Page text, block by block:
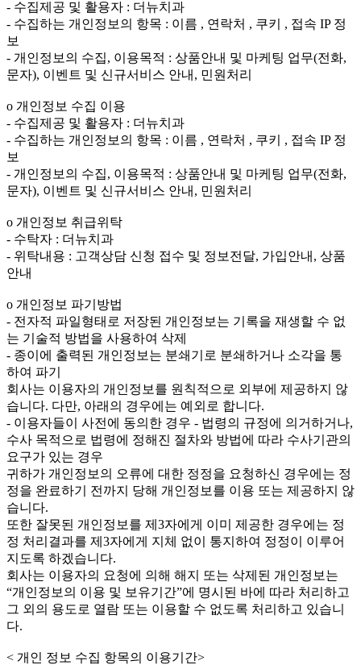
- 수집제공 및 활용자 : 더뉴치과
- 수집하는 개인정보의 항목 : 이름 , 연락처 , 쿠키 , 접속 IP 정
보
- 개인정보의 수집, 이용목적 : 상품안내 및 마케팅 업무(전화,
문자), 이벤트 및 신규서비스 안내, 민원처리
ο 개인정보 수집 이용
- 수집제공 및 활용자 : 더뉴치과
- 수집하는 개인정보의 항목 : 이름 , 연락처 , 쿠키 , 접속 IP 정
보
- 개인정보의 수집, 이용목적 : 상품안내 및 마케팅 업무(전화,
문자), 이벤트 및 신규서비스 안내, 민원처리
ο 개인정보 취급위탁
- 수탁자 : 더뉴치과
- 위탁내용 : 고객상담 신청 접수 및 정보전달, 가입안내, 상품
안내
ο 개인정보 파기방법
- 전자적 파일형태로 저장된 개인정보는 기록을 재생할 수 없
는 기술적 방법을 사용하여 삭제
- 종이에 출력된 개인정보는 분쇄기로 분쇄하거나 소각을 통
하여 파기
회사는 이용자의 개인정보를 원칙적으로 외부에 제공하지 않
습니다. 다만, 아래의 경우에는 예외로 합니다.
- 이용자들이 사전에 동의한 경우 - 법령의 규정에 의거하거나,
수사 목적으로 법령에 정해진 절차와 방법에 따라 수사기관의
요구가 있는 경우
귀하가 개인정보의 오류에 대한 정정을 요청하신 경우에는 정
정을 완료하기 전까지 당해 개인정보를 이용 또는 제공하지 않
습니다.
또한 잘못된 개인정보를 제3자에게 이미 제공한 경우에는 정
정 처리결과를 제3자에게 지체 없이 통지하여 정정이 이루어
지도록 하겠습니다.
회사는 이용자의 요청에 의해 해지 또는 삭제된 개인정보는
“개인정보의 이용 및 보유기간”에 명시된 바에 따라 처리하고
그 외의 용도로 열람 또는 이용할 수 없도록 처리하고 있습니
다.
< 개인 정보 수집 항목의 이용기간>